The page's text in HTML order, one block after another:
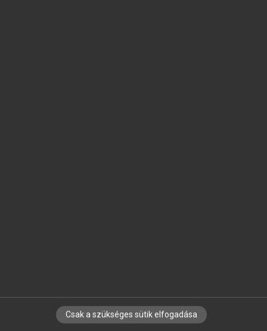
IRATKOZZ FEL HÍRLEVELÜNKRE!
Csak a szükséges sütik elfogadása